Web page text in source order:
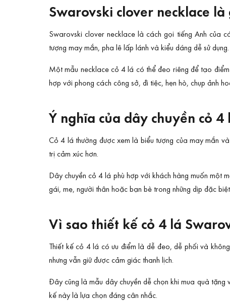
Swarovski clover necklace là
Swarovski clover necklace là cách gọi tiếng Anh của
tượng may mắn, pha lê lấp lánh và kiểu dáng dễ sử dụng.
Một mẫu necklace cỏ 4 lá có thể đeo riêng để tạo
hợp với phong cách công sở, đi tiệc, hẹn hò, chụp ảnh
Ý nghĩa của dây chuyền cỏ
Cỏ 4 lá thường được xem là biểu tượng của may mắn
trị cảm xúc hơn.
Dây chuyền cỏ 4 lá phù hợp với khách hàng muốn một
gái, mẹ, người thân hoặc bạn bè trong những dịp đặc
Vì sao thiết kế cỏ 4 lá
Thiết kế cỏ 4 lá có ưu điểm là dễ đeo, dễ phối và
nhưng vẫn giữ được cảm giác thanh lịch.
Đây cũng là mẫu dây chuyền dễ chọn khi mua quà tặng
kế này là lựa chọn đáng cân nhắc.